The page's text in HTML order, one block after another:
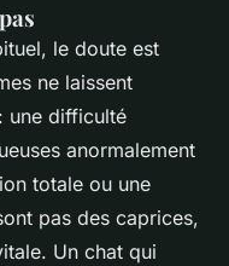
le doute est
ne laissent
une difficulté
anormalement
totale ou une
pas des caprices,
Un chat qui